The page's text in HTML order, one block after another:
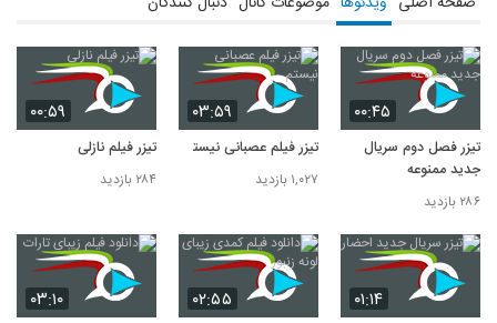
۰۰:۴۵
تیزر فصل دوم سریال
جدید ممنوعه
۲۸۶ بازدید
۰۳:۵۹
تیزر فیلم عصبانی نیستم
۱,۰۲۷ بازدید
۰۰:۵۹
تیزر فیلم نازلی
۲۸۴ بازدید
۰۱:۱۴ ۰۲:۵۵ ۰۳:۱۰